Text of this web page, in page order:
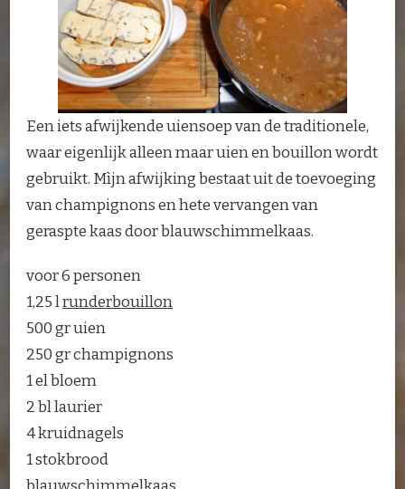
Een iets afwijkende uiensoep van de traditionele,
waar eigenlijk alleen maar uien en bouillon wordt
gebruikt. Mìjn afwijking bestaat uit de toevoeging
van champignons en hete vervangen van
geraspte kaas door blauwschimmelkaas.
voor 6 personen
1,25 lrunderbouillon
500 gr uien
250 gr champignons
1 el bloem
2 bl laurier
4 kruidnagels
1 stokbrood